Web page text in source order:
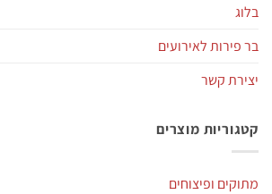
בלוג
בר פירות לאירועים
יצירת קשר
קטגוריות מוצרים
מתוקים ופיצוחים